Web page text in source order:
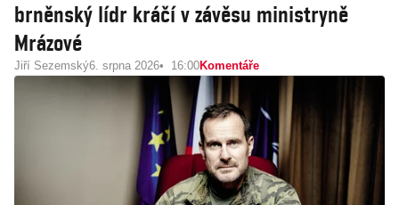
brněnský lídr kráčí v závěsu ministryně
Mrázové
Jiří Sezemský6. srpna 2026 16:00Komentáře